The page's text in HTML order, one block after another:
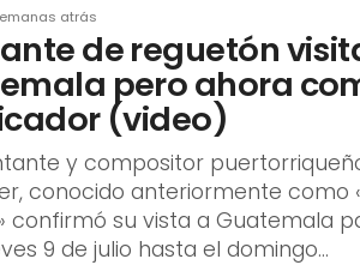
atrás
de reguetón
pero ahora
(video)
y compositor
conocido anteriormente como
confirmó su vista a Guatemala
9 de julio hasta el domingo...